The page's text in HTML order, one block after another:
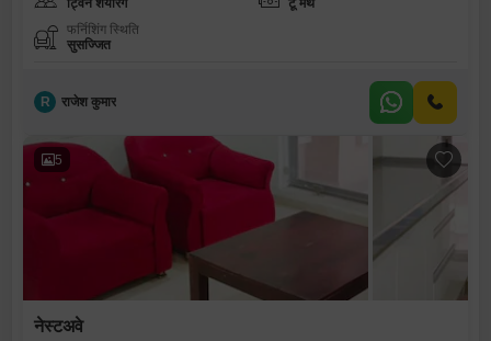
ट्विन शेयरिंग
टू मंथ
फर्निशिंग स्थिति
सुसज्जित
R राजेश कुमार
5
नेस्टअवे